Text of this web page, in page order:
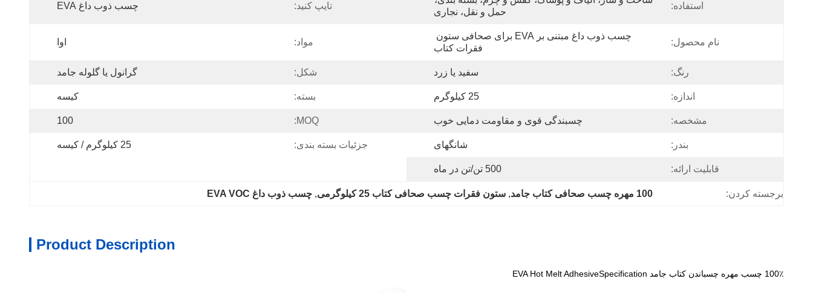
استفاده:
حمل و نقل، نجاری
تایپ کنید: چسب ذوب داغ EVA
نام محصول:
فقرات کتاب
مواد: اوا
رنگ: سفید یا زرد شکل: گرانول یا گلوله جامد
اندازه: 25 کیلوگرم بسته: کیسه
مشخصه: چسبندگی قوی و مقاومت دمایی خوب MOQ:
100
بندر: شانگهای جزئیات بسته بندی: 25 کیلوگرم / کیسه
قابلیت ارائه: 500 تن/تن در ماه
برجسته کردن: 100 مهره چسب صحافی کتاب جامد , ستون فقرات چسب صحافی کتاب 25 کیلوگرمی , چسب ذوب داغ EVA VOC
Product Description
100٪ چسب مهره چسباندن کتاب جامد EVA Hot Melt AdhesiveSpecification